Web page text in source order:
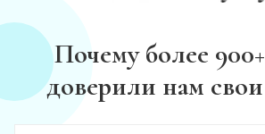
Почему более
доверили нам